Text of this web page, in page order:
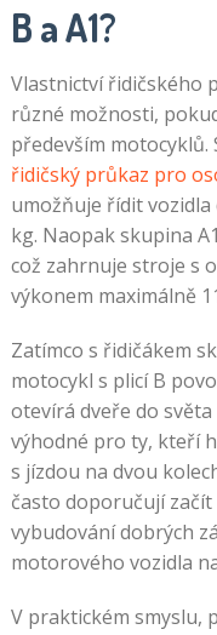
B a A1?
Vlastnictví řidičského
různé možnosti,
především motocyklů.
řidičský průkaz pro
umožňuje řídit vozidla
kg. Naopak skupina
což zahrnuje stroje s
výkonem maximálně
Zatímco s řidičákem
motocykl s plicí B
otevírá dveře do
výhodné pro ty, kteří
s jízdou na dvou
často doporučují
vybudování dobrých
motorového vozidla
V praktickém smyslu,